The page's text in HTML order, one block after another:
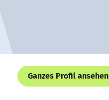
Ganzes Profil ansehen